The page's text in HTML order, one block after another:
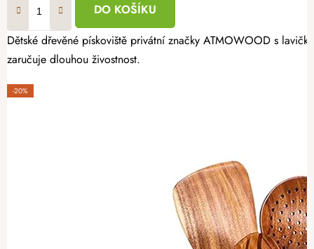
DO KOŠÍKU
Dětské dřevěné pískoviště privátní značky ATMOWOOD s
zaručuje dlouhou živostnost.
-20%